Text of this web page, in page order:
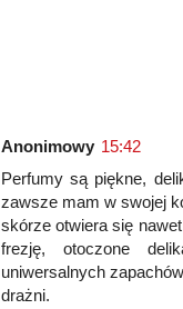
Anonimowy 15:42
Perfumy są piękne,
zawsze mam w swojej
skórze otwiera się
frezję, otoczone
uniwersalnych
drażni.